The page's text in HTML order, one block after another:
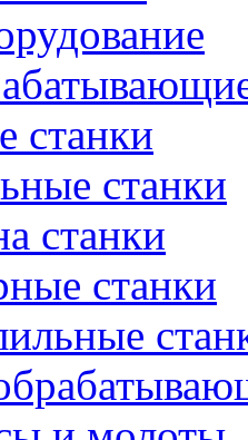
станки
станки
станки
станки